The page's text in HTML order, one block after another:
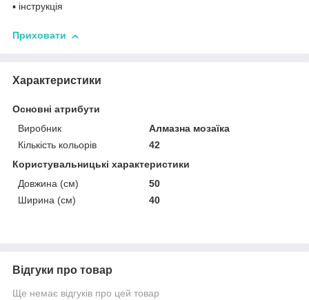
▪️ інструкція
Приховати
Характеристики
Основні атрибути
Виробник
Алмазна мозаїка
Кількість кольорів
42
Користувальницькі характеристики
Довжина (см)
50
Ширина (см)
40
Відгуки про товар
Ще немає відгуків про цей товар